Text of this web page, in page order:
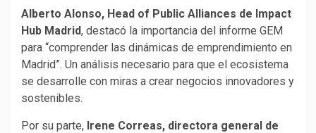
Alberto Alonso, Head of Public Alliances de Impact
Hub Madrid, destacó la importancia del informe GEM
para “comprender las dinámicas de emprendimiento en
Madrid”. Un análisis necesario para que el ecosistema
se desarrolle con miras a crear negocios innovadores y
sostenibles.
Por su parte, Irene Correas, directora general de